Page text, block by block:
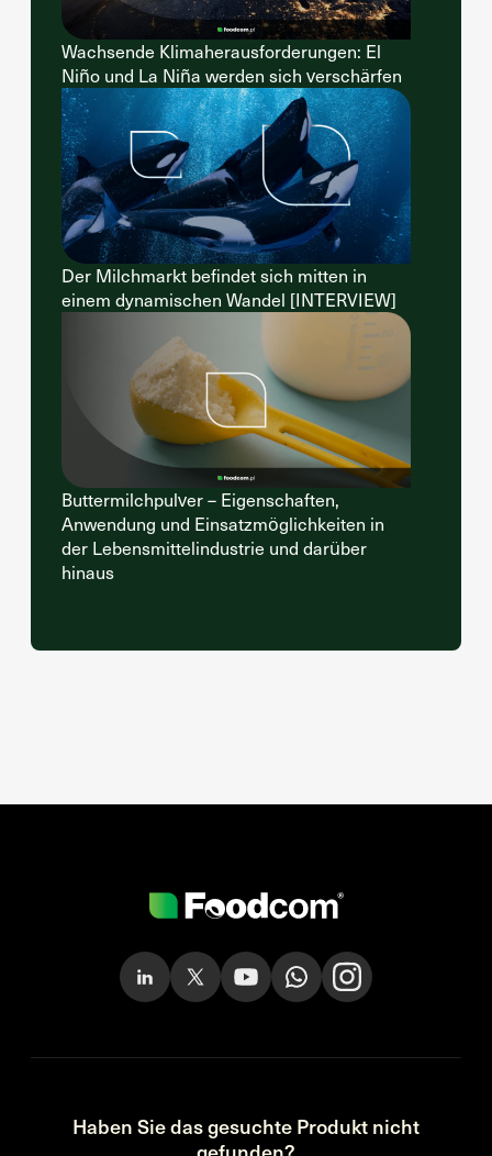
Wachsende Klimaherausforderungen: El
Niño und La Niña werden sich verschärfen
Der Milchmarkt befindet sich mitten in
einem dynamischen Wandel [INTERVIEW]
Buttermilchpulver – Eigenschaften,
Anwendung und Einsatzmöglichkeiten in
der Lebensmittelindustrie und darüber
hinaus
Haben Sie das gesuchte Produkt nicht